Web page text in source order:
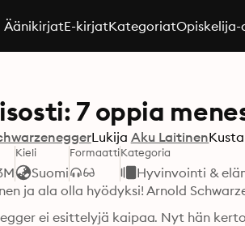
ÄänikirjatE-kirjatKategoriatOpiskelija-
7 oppia
Lukija Aku Laitinen
Kieli
Suomi
FormaattiKategoria
Hyvinvointi &
ja ala olla hyödyksi! Arnold
ei esittelyjä kaipaa. Nyt hän